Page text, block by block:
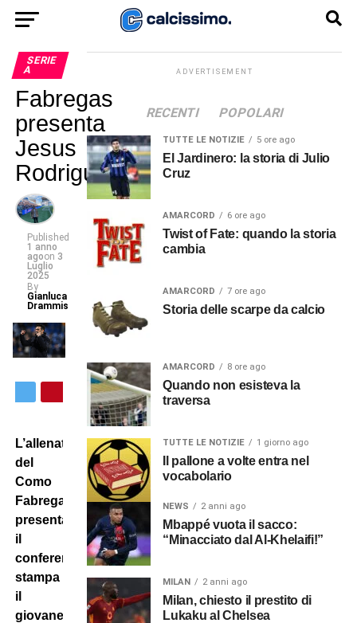
SERIE
A
Fabregas
presenta
Jesus
Rodriguez
Published
1 anno
agoon 3
Luglio
2025
By
Gianluca
Drammis
L’allenatore
del
Como
Fabregas
presenta
il
conferenza
stampa
il
giovane
ADVERTISEMENT
RECENTI POPOLARI
TUTTE LE NOTIZIE 5 ore ago
El Jardinero: la storia di Julio
Cruz
AMARCORD 6 ore ago
Twist of Fate: quando la storia
cambia
AMARCORD 7 ore ago
Storia delle scarpe da calcio
AMARCORD 8 ore ago
Quando non esisteva la
traversa
TUTTE LE NOTIZIE 1 giorno ago
Il pallone a volte entra nel
vocabolario
NEWS 2 anni ago
Mbappé vuota il sacco:
“Minacciato dal Al-Khelaifi!”
MILAN 2 anni ago
Milan, chiesto il prestito di
Lukaku al Chelsea